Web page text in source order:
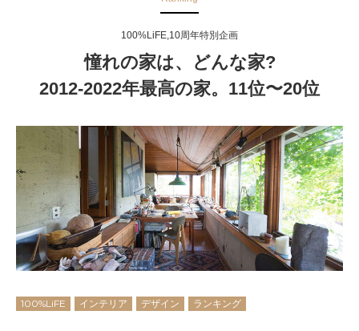
100%LiFE,10周年特別企画
憧れの家は、どんな家?
2012-2022年最高の家。11位〜20位
100%LiFE インテリア デザイン ランキング